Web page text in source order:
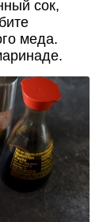
сок,
меда.